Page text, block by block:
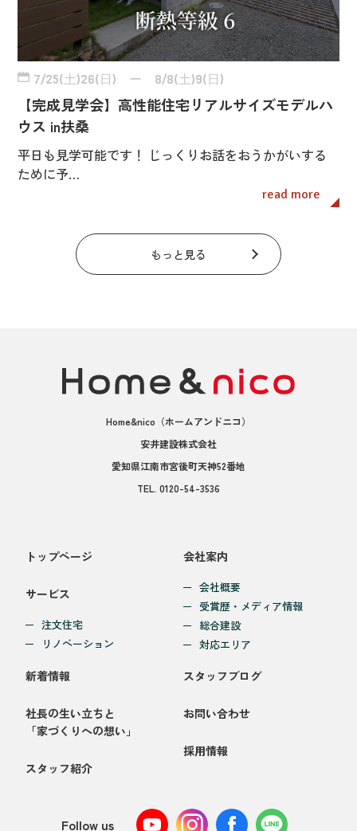
7/25(土)26(日) ー 8/8(土)9(日)
【完成見学会】高性能住宅リアルサイズモデルハ
ウス in扶桑
平日も見学可能です！ じっくりお話をおうかがいする
ために予…
read more
もっと見る
Home&nico （ホームアンドニコ）
安井建設株式会社
愛知県江南市宮後町天神52番地
TEL. 0120-54-3536
トップページ
サービス
注文住宅
リノベーション
会社案内
会社概要
受賞歴・メディア情報
総合建設
対応エリア
新着情報
社長の生い立ちと
「家づくりへの想い」
スタッフ紹介
スタッフブログ
お問い合わせ
採用情報
Follow us